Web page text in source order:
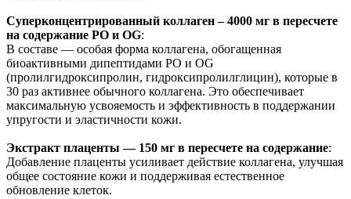
Суперконцентрированный коллаген – 4000 мг в пересчете
на содержание PO и OG:
В составе — особая форма коллагена, обогащенная
биоактивными дипептидами PO и OG
(пролилгидроксипролин, гидроксипролилглицин), которые в
30 раз активнее обычного коллагена. Это обеспечивает
максимальную усвояемость и эффективность в поддержании
упругости и эластичности кожи.
Экстракт плаценты — 150 мг в пересчете на содержание:
Добавление плаценты усиливает действие коллагена, улучшая
общее состояние кожи и поддерживая естественное
обновление клеток.